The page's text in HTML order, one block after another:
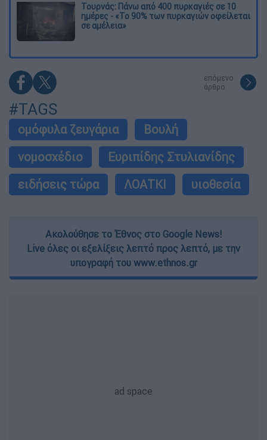
Τουρνάς: Πάνω από 400 πυρκαγιές σε 10
ημέρες - «Το 90% των πυρκαγιών οφείλεται
σε αμέλεια»
επόμενο
άρθρο
#TAGS
ομόφυλα ζευγάρια
Βουλή
νομοσχέδιο
Ευριπίδης Στυλιανίδης
ειδήσεις τώρα
ΛΟΑΤΚΙ υιοθεσία
Ακολούθησε το Έθνος στο Google News!
Live όλες οι εξελίξεις λεπτό προς λεπτό, με την
υπογραφή του www.ethnos.gr